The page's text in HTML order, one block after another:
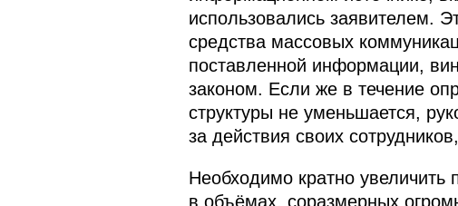
использовались заявителем.
средства массовых
поставленной информации,
законом. Если же в течение
структуры не уменьшается,
за действия своих
Необходимо кратно
в объёмах, соразмерных